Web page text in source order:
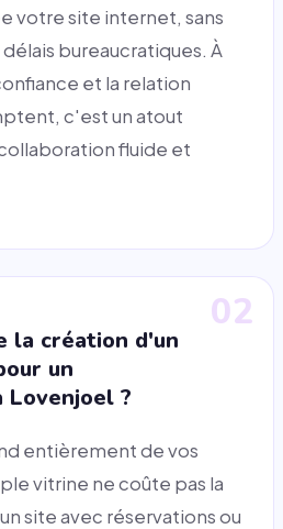
votre site internet, sans
bureaucratiques. À
et la relation
c'est un atout
fluide et
02
la création d'un
un
Lovenjoel ?
entièrement de vos
vitrine ne coûte pas la
site avec réservations ou